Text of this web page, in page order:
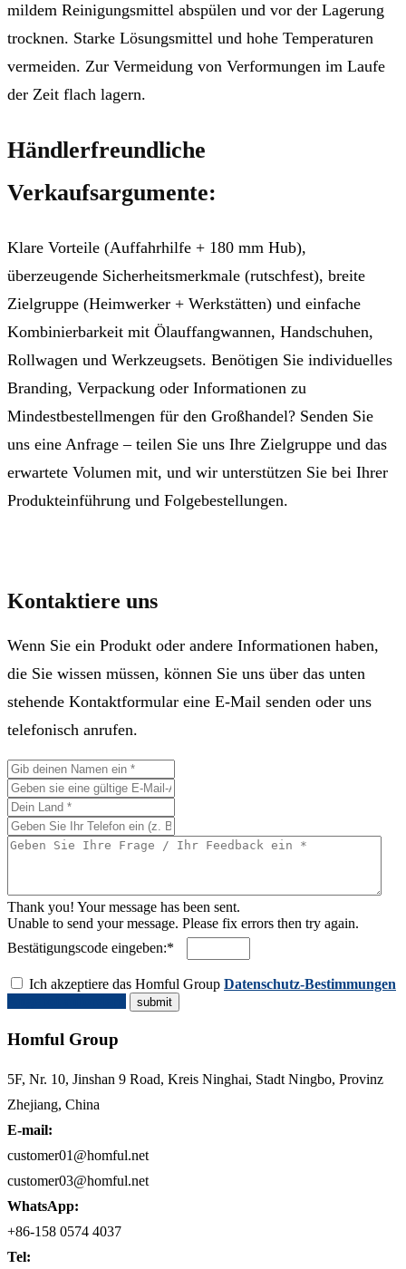
mildem Reinigungsmittel abspülen und vor der Lagerung
trocknen. Starke Lösungsmittel und hohe Temperaturen
vermeiden. Zur Vermeidung von Verformungen im Laufe
der Zeit flach lagern.
Händlerfreundliche
Verkaufsargumente:
Klare Vorteile (Auffahrhilfe + 180 mm Hub),
überzeugende Sicherheitsmerkmale (rutschfest), breite
Zielgruppe (Heimwerker + Werkstätten) und einfache
Kombinierbarkeit mit Ölauffangwannen, Handschuhen,
Rollwagen und Werkzeugsets. Benötigen Sie individuelles
Branding, Verpackung oder Informationen zu
Mindestbestellmengen für den Großhandel? Senden Sie
uns eine Anfrage – teilen Sie uns Ihre Zielgruppe und das
erwartete Volumen mit, und wir unterstützen Sie bei Ihrer
Produkteinführung und Folgebestellungen.
Kontaktiere uns
Wenn Sie ein Produkt oder andere Informationen haben,
die Sie wissen müssen, können Sie uns über das unten
stehende Kontaktformular eine E-Mail senden oder uns
telefonisch anrufen.
Thank you! Your message has been sent.
Unable to send your message. Please fix errors then try again.
Bestätigungscode eingeben:*
Ich akzeptiere das Homful Group Datenschutz-Bestimmungen
Homful Group
5F, Nr. 10, Jinshan 9 Road, Kreis Ninghai, Stadt Ningbo, Provinz
Zhejiang, China
E-mail:
customer01@homful.net
customer03@homful.net
WhatsApp:
+86-158 0574 4037
Tel: